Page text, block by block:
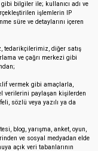
bilgiler ile; kullanıcı adı ve
işlemlerin IP
süre ve detaylarını içeren
tedarikçilerimiz, diğer satış
ve çağrı merkezi gibi
vermek gibi amaçlarla,
verilerini paylaşan kişilerden
sözlü veya yazılı ya da
blog, yarışma, anket, oyun,
ve sosyal medyadan elde
açık veri tabanlarının